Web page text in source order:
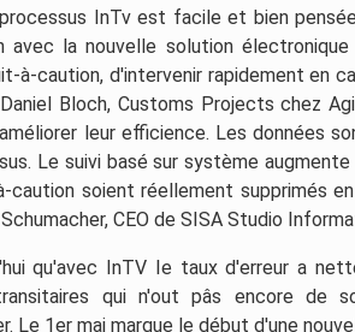
InTv est facile et bien
avec la nouvelle solution
à-caution, d'intervenir rapidement en
Bloch, Customs Projects chez
leur efficience. Les données
Le suivi basé sur système
caution soient réellement supprimés
CEO de SISA Studio
qu'avec InTV Ie taux d'erreur a
qui n'out pâs encore de
Le 1er mai marque le début d'une